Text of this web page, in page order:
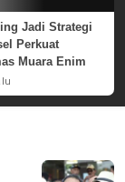
Jadi Strategi
Perkuat
Muara Enim